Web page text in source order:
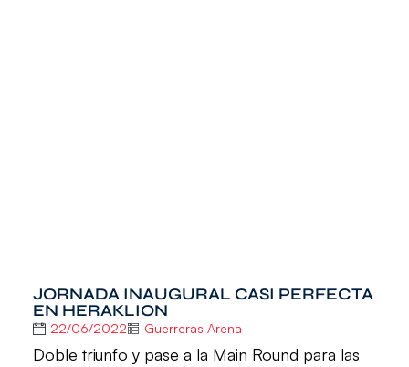
JORNADA INAUGURAL CASI PERFECTA
EN HERAKLION
22/06/2022 Guerreras Arena
Doble triunfo y pase a la Main Round para las